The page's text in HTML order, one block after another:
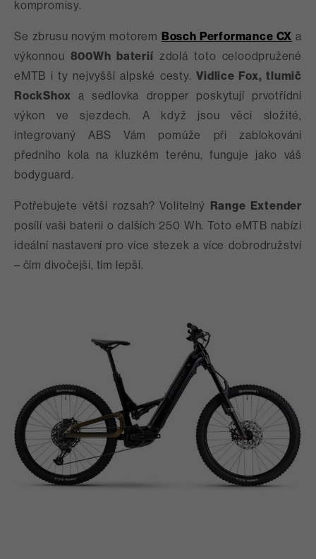
kompromisy.
Se zbrusu novým motorem Bosch Performance CX a
výkonnou 800Wh bateriízdolá toto celoodpružené
eMTB i ty nejvyšší alpské cesty.Vidlice Fox, tlumič
RockShox a sedlovka dropper poskytují prvotřídní
výkon ve sjezdech. A když jsou věci složité,
integrovaný ABS Vám pomůže při zablokování
předního kola na kluzkém terénu, funguje jako váš
bodyguard.
Potřebujete větší rozsah? Volitelný Range Extender
posílí vaši baterii o dalších 250 Wh. Toto eMTB nabízí
ideální nastavení pro více stezek a více dobrodružství
– čím divočejší, tím lepší.